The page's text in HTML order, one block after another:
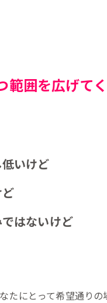
範囲を広げて
いけど
はないけど
たにとって希望通りの